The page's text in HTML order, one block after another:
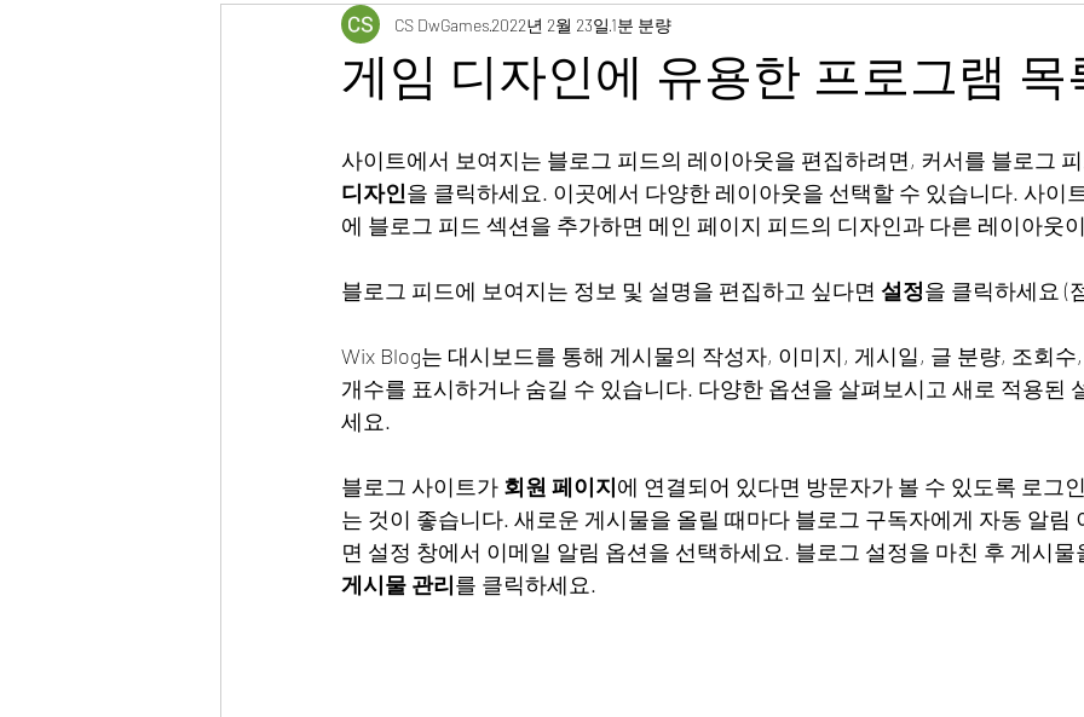
게임 디자인에 유용한 프로그램 목
CS DwGames2022년 2월 23일 1분 분량
사이트에서 보여지는 블로그 피드의 레이아웃을 편집하려면, 커서를 블로그
디자인을 클릭하세요. 이곳에서 다양한 레이아웃을 선택할 수 있습니다. 사이
에 블로그 피드 섹션을 추가하면 메인 페이지 피드의 디자인과 다른 레이아웃
블로그 피드에 보여지는 정보 및 설명을 편집하고 싶다면 설정을 클릭하세요 (
Wix Blog는 대시보드를 통해 게시물의 작성자, 이미지, 게시일, 글 분량, 조회수
개수를 표시하거나 숨길 수 있습니다. 다양한 옵션을 살펴보시고 새로 적용된
세요.
블로그 사이트가 회원 페이지에 연결되어 있다면 방문자가 볼 수 있도록 로그
는 것이 좋습니다. 새로운 게시물을 올릴 때마다 블로그 구독자에게 자동 알림
면 설정 창에서 이메일 알림 옵션을 선택하세요. 블로그 설정을 마친 후 게시물
게시물 관리를 클릭하세요.